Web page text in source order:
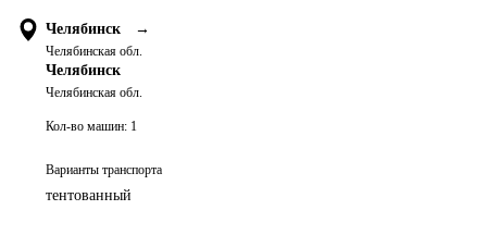
Челябинск →
Челябинская обл.
Челябинск
Челябинская обл.
Кол-во машин: 1
Варианты транспорта
тентованный